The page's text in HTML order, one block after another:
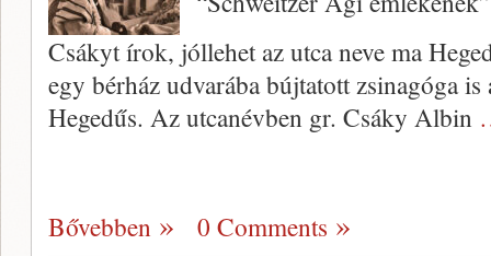
Csákyt írok, jóllehet az utca neve ma
egy bérház udvarába bújtatott zsinagóga
Hegedűs. Az utcanévben gr. Csáky Albin
Bővebben 0 Comments